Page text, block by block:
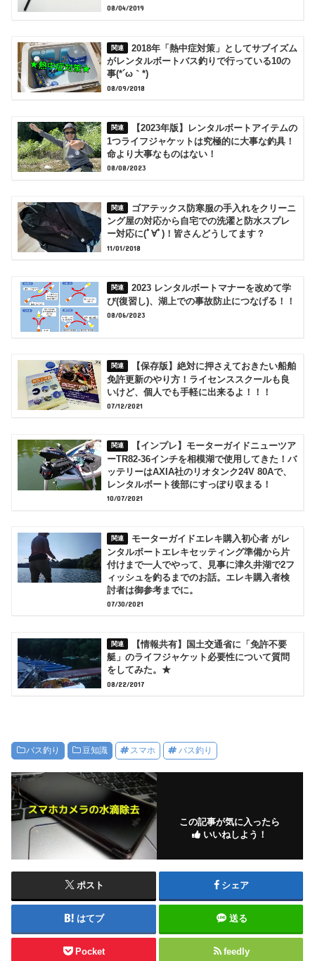
08/04/2019
2018年「熱中症対策」としてサブイズム
がレンタルボートバス釣りで行っている10の
事(*´ω｀*)
08/09/2018
【2023年版】レンタルボートアイテムの
1つライフジャケットは究極的に大事な釣具！
命より大事なものはない！
08/08/2023
ゴアテックス防寒服の手入れをクリーニ
ング屋の対応から自宅での洗濯と防水スプレ
ー対応に(ﾟ∀ﾟ)！皆さんどうしてます？
11/01/2018
2023 レンタルボートマナーを改めて学
び(復習し)、湖上での事故防止につなげる！！
08/06/2023
【保存版】絶対に押さえておきたい船舶
免許更新のやり方！ライセンススクールも良
いけど、個人でも手軽に出来るよ！！！
07/12/2021
【インプレ】モーターガイドニューツア
ーTR82-36インチを相模湖で使用してきた！バ
ッテリーはAXIA社のリオタンク24V 80Aで、
レンタルボート後部にすっぽり収まる！
10/07/2021
モーターガイドエレキ購入初心者 がレ
ンタルボートエレキセッティング準備から片
付けまで一人でやって、見事に津久井湖で2フ
ィッシュを釣るまでのお話。エレキ購入者検
討者は御参考までに。
07/30/2021
【情報共有】国土交通省に「免許不要
艇」のライフジャケット必要性について質問
をしてみた。★
08/22/2017
バス釣り 豆知識 スマホ バス釣り
この記事が気に入ったら
いいねしよう！
ポスト シェア
はてブ 送る
Pocket feedly